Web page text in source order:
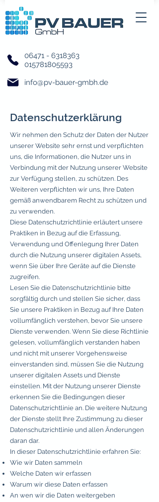
06471 - 6318363
015781805593
info@pv-bauer-gmbh.de
Datenschutzerklärung
Wir nehmen den Schutz der Daten der Nutzer
unserer Website sehr ernst und verpflichten
uns, die Informationen, die Nutzer uns in
Verbindung mit der Nutzung unserer Website
zur Verfügung stellen, zu schützen. Des
Weiteren verpflichten wir uns, Ihre Daten
gemäß anwendbarem Recht zu schützen und
zu verwenden.
Diese Datenschutzrichtlinie erläutert unsere
Praktiken in Bezug auf die Erfassung,
Verwendung und Offenlegung Ihrer Daten
durch die Nutzung unserer digitalen Assets,
wenn Sie über Ihre Geräte auf die Dienste
zugreifen.
Lesen Sie die Datenschutzrichtlinie bitte
sorgfältig durch und stellen Sie sicher, dass
Sie unsere Praktiken in Bezug auf Ihre Daten
vollumfänglich verstehen, bevor Sie unsere
Dienste verwenden. Wenn Sie diese Richtlinie
gelesen, vollumfänglich verstanden haben
und nicht mit unserer Vorgehensweise
einverstanden sind, müssen Sie die Nutzung
unserer digitalen Assets und Dienste
einstellen. Mit der Nutzung unserer Dienste
erkennen Sie die Bedingungen dieser
Datenschutzrichtlinie an. Die weitere Nutzung
der Dienste stellt Ihre Zustimmung zu dieser
Datenschutzrichtlinie und allen Änderungen
daran dar.
In dieser Datenschutzrichtlinie erfahren Sie:
Wie wir Daten sammeln
Welche Daten wir erfassen
Warum wir diese Daten erfassen
An wen wir die Daten weitergeben